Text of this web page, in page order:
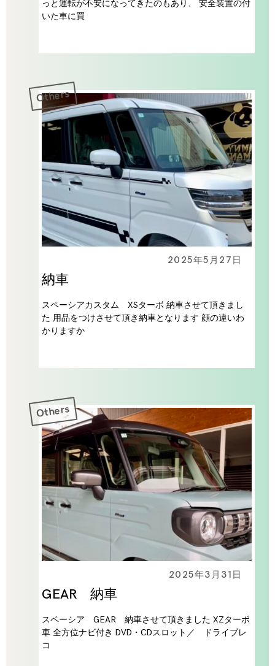
っと運転が不安になってきたのもあり、 安全装置の付
いた車に買
2025年5月27日
納車
スペーシアカスタム XSターボ 納車させて頂きまし
た 用品をつけさせて頂き納車となります 顔の違いわ
かりますか
Others
2025年3月31日
GEAR 納車
スペーシア GEAR 納車させて頂きました XZターボ
車 全方位ナビ付き DVD・CDスロット／ ドライブレ
コ
Others